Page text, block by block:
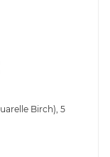
Birch), 5